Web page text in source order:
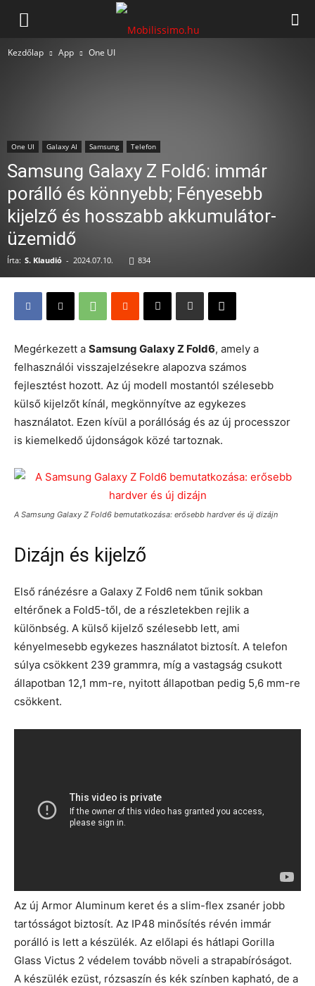
Mobilissimo.hu
Kezdőlap App One UI
One UI Galaxy AI Samsung Telefon
Samsung Galaxy Z Fold6: immár
porálló és könnyebb; Fényesebb
kijelző és hosszabb akkumulátor-
üzemidő
Írta: S. Klaudió - 2024.07.10. 834
Megérkezett a Samsung Galaxy Z Fold6, amely a
felhasználói visszajelzésekre alapozva számos
fejlesztést hozott. Az új modell mostantól szélesebb
külső kijelzőt kínál, megkönnyítve az egykezes
használatot. Ezen kívül a porállóság és az új processzor
is kiemelkedő újdonságok közé tartoznak.
A Samsung Galaxy Z Fold6 bemutatkozása: erősebb hardver és új dizájn
Dizájn és kijelző
Első ránézésre a Galaxy Z Fold6 nem tűnik sokban
eltérőnek a Fold5-től, de a részletekben rejlik a
különbség. A külső kijelző szélesebb lett, ami
kényelmesebb egykezes használatot biztosít. A telefon
súlya csökkent 239 grammra, míg a vastagság csukott
állapotban 12,1 mm-re, nyitott állapotban pedig 5,6 mm-re
csökkent.
Az új Armor Aluminum keret és a slim-flex zsanér jobb
tartósságot biztosít. Az IP48 minősítés révén immár
porálló is lett a készülék. Az előlapi és hátlapi Gorilla
Glass Victus 2 védelem tovább növeli a strapabíróságot.
A készülék ezüst, rózsaszín és kék színben kapható, de a